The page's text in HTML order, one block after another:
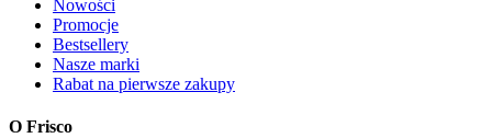
Nowości
Promocje
Bestsellery
Nasze marki
Rabat na pierwsze zakupy
O Frisco